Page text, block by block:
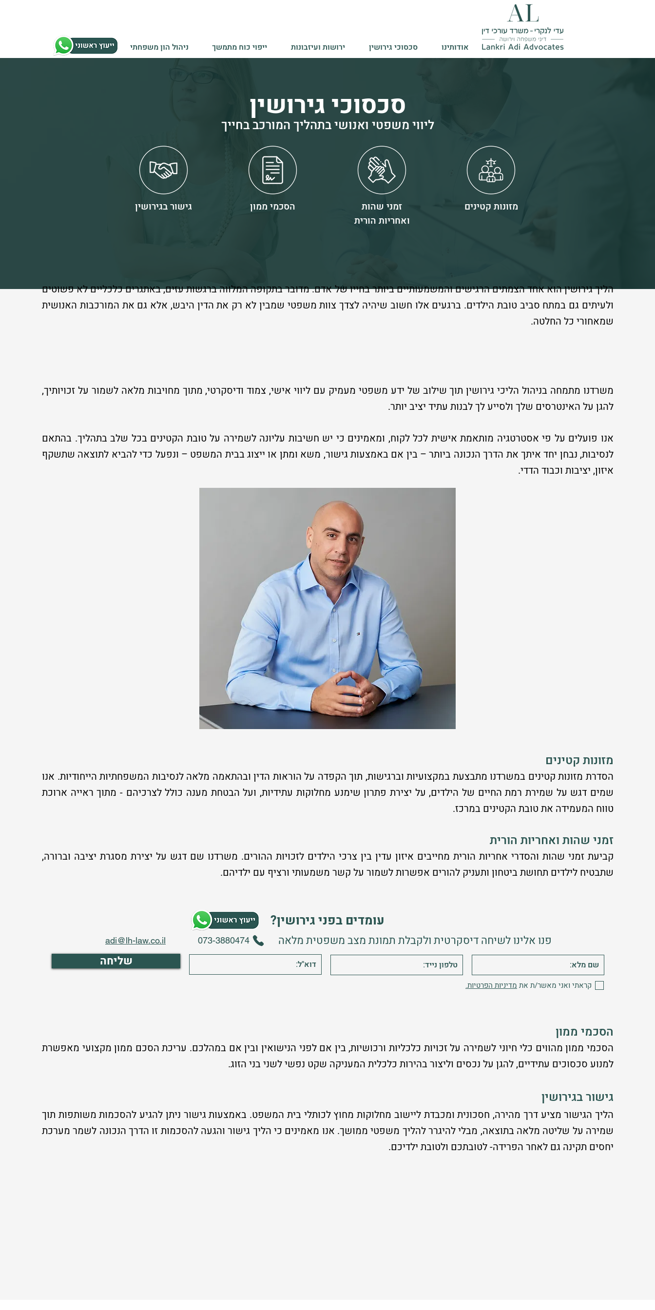
אודותינו סכסוכי גירושין ירושות ועיזבונות ייפוי כוח מתמשך ניהול הון משפחתי
סכסוכי גירושין
ליווי משפטי ואנושי בתהליך המורכב בחייך
מזונות קטינים
זמני שהות
ואחריות הורית
הסכמי ממון גישור בגירושין
הסכמי ממון
הסכמי ממון מהווים כלי חיוני לשמירה על זכויות כלכליות ורכושיות, בין אם לפני הנישואין ובין אם במהלכם. עריכת הסכם ממון מקצועי מאפשרת
למנוע סכסוכים עתידיים, להגן על נכסים וליצור בהירות כלכלית המעניקה שקט נפשי לשני בני הזוג.
גישור בגירושין
הליך הגישור מציע דרך מהירה, חסכונית ומכבדת ליישוב מחלוקות מחוץ לכותלי בית המשפט. באמצעות גישור ניתן להגיע להסכמות משותפות תוך
שמירה על שליטה מלאה בתוצאה, מבלי להיגרר להליך משפטי ממושך. אנו מאמינים כי הליך גישור והגעה להסכמות זו הדרך הנכונה לשמר מערכת
יחסים תקינה גם לאחר הפרידה- לטובתכם ולטובת ילדיכם.
שליחה
קראתי ואני מאשר/ת את מדיניות הפרטיות.
עומדים בפני גירושין?
adi@lh-law.co.il 073-3880474 פנו אלינו לשיחה דיסקרטית ולקבלת תמונת מצב משפטית מלאה
מזונות קטינים
הסדרת מזונות קטינים במשרדנו מתבצעת במקצועיות וברגישות, תוך הקפדה על הוראות הדין ובהתאמה מלאה לנסיבות המשפחתיות הייחודיות. אנו
שמים דגש על שמירת רמת החיים של הילדים, על יצירת פתרון שימנע מחלוקות עתידיות, ועל הבטחת מענה כולל לצרכיהם - מתוך ראייה ארוכת
טווח המעמידה את טובת הקטינים במרכז.
זמני שהות ואחריות הורית
קביעת זמני שהות והסדרי אחריות הורית מחייבים איזון עדין בין צרכי הילדים לזכויות ההורים. משרדנו שם דגש על יצירת מסגרת יציבה וברורה,
שתבטיח לילדים תחושת ביטחון ותעניק להורים אפשרות לשמור על קשר משמעותי ורציף עם ילדיהם.
משרדנו מתמחה בניהול הליכי גירושין תוך שילוב של ידע משפטי מעמיק עם ליווי אישי, צמוד ודיסקרטי, מתוך מחויבות מלאה לשמור על זכויותיך,
להגן על האינטרסים שלך ולסייע לך לבנות עתיד יציב יותר.
אנו פועלים על פי אסטרטגיה מותאמת אישית לכל לקוח, ומאמינים כי יש חשיבות עליונה לשמירה על טובת הקטינים בכל שלב בתהליך. בהתאם
לנסיבות, נבחן יחד איתך את הדרך הנכונה ביותר – בין אם באמצעות גישור, משא ומתן או ייצוג בבית המשפט – ונפעל כדי להביא לתוצאה שתשקף
איזון, יציבות וכבוד הדדי.
הליך גירושין הוא אחד הצמתים הרגישים והמשמעותיים ביותר בחייו של אדם. מדובר בתקופה המלווה ברגשות עזים, באתגרים כלכליים לא פשוטים
ולעיתים גם במתח סביב טובת הילדים. ברגעים אלו חשוב שיהיה לצדך צוות משפטי שמבין לא רק את הדין היבש, אלא גם את המורכבות האנושית
שמאחורי כל החלטה.